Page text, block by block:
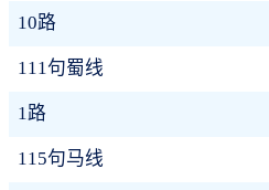
10路
111句蜀线
1路
115句马线